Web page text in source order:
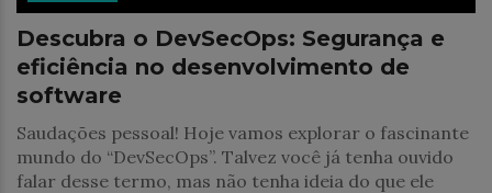
Descubra o DevSecOps: Segurança e
eficiência no desenvolvimento de
software
Saudações pessoal! Hoje vamos explorar o fascinante
mundo do “DevSecOps”. Talvez você já tenha ouvido
falar desse termo, mas não tenha ideia do que ele